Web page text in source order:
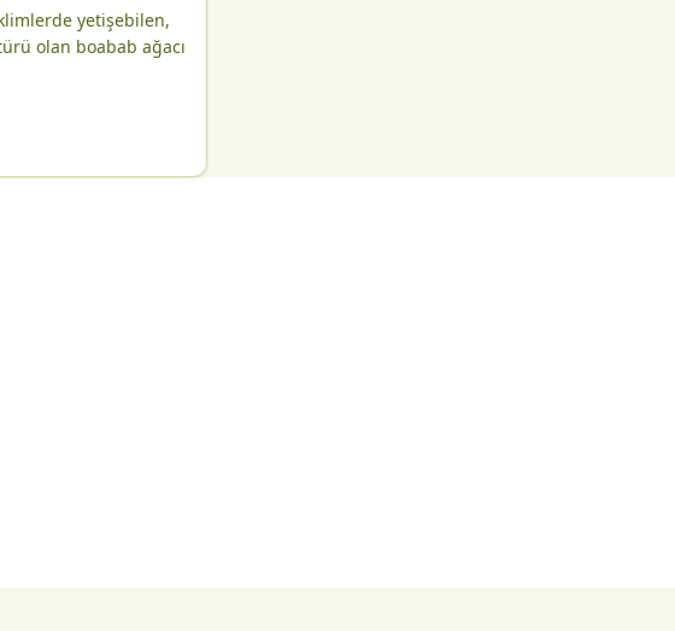
yetişebilen,
olan boabab ağacı